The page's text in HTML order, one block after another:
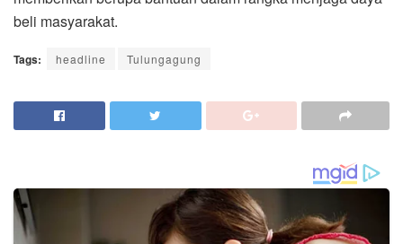
beli masyarakat.
Tags: headline Tulungagung